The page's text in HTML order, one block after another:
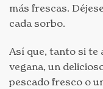
más frescas.
cada sorbo.
Así que, tanto si te
vegana, un
pescado fresco o